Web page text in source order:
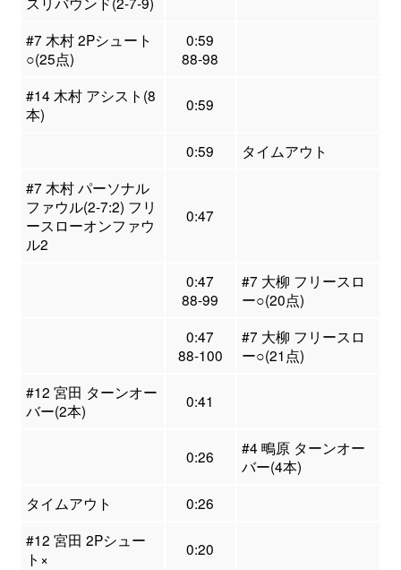
#7 木村 2Pシュート
○(25点)
0:59
88-98
#14 木村 アシスト(8
本)
0:59
0:59
タイムアウト
#7 木村 パーソナル
ファウル(2-7:2) フリ
ースローオンファウ
ル2
0:47
0:47
88-99
#7 大柳 フリースロ
ー○(20点)
0:47
88-100
#7 大柳 フリースロ
ー○(21点)
#12 宮田 ターンオー
バー(2本)
0:41
0:26
#4 鴫原 ターンオー
バー(4本)
タイムアウト
0:26
#12 宮田 2Pシュー
ト×
0:20